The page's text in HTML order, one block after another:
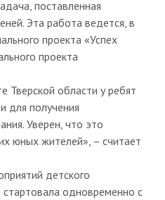
поставленная
Эта работа ведется, в
проекта «Успех
проекта
Тверской области у ребят
для получения
Уверен, что это
юных жителей», – считает
детского
одновременно с